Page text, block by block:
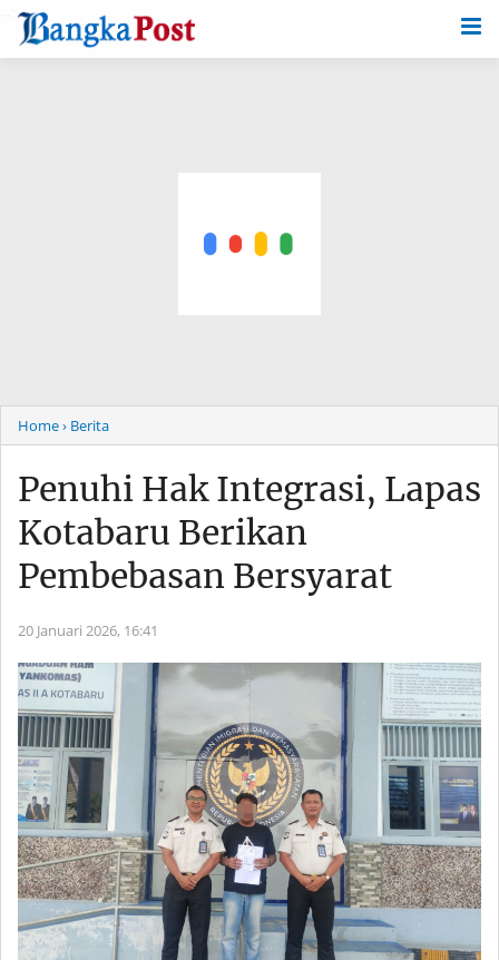
-->
Home› Berita
Penuhi Hak Integrasi, Lapas
Kotabaru Berikan
Pembebasan Bersyarat
20 Januari 2026, 16:41